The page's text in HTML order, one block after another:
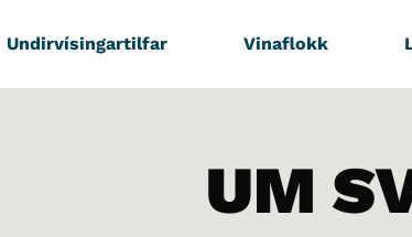
Undirvísingartilfar Vinaflokk
UM